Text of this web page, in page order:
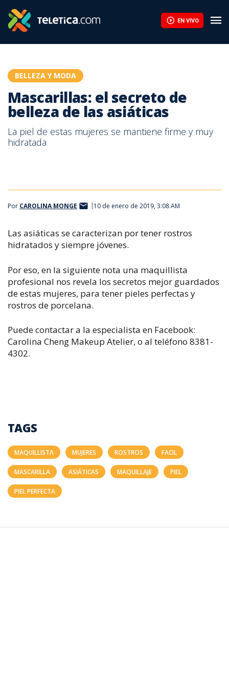
EN VIVO
BELLEZA Y MODA
Mascarillas: el secreto de
belleza de las asiáticas
La piel de estas mujeres se mantiene firme y muy
hidratada
Por CAROLINA MONGE 10 de enero de 2019, 3:08 AM
Las asiáticas se caracterizan por tener rostros
hidratados y siempre jóvenes.
Por eso, en la siguiente nota una maquillista
profesional nos revela los secretos mejor guardados
de estas mujeres, para tener pieles perfectas y
rostros de porcelana.
Puede contactar a la especialista en Facebook:
Carolina Cheng Makeup Atelier, o al teléfono 8381-
4302.
TAGS
MAQUILLISTA MUJERES ROSTROS FACIL
MASCARILLA ASIÁTICAS MAQUILLAJE PIEL
PIEL PERFECTA